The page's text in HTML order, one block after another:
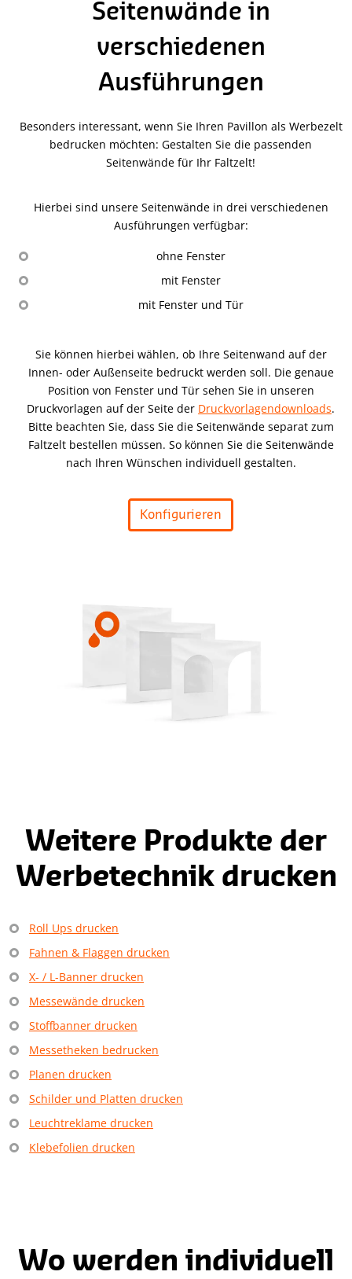
Seitenwände in
verschiedenen
Ausführungen
Besonders interessant, wenn Sie Ihren Pavillon als Werbezelt
bedrucken möchten: Gestalten Sie die passenden
Seitenwände für Ihr Faltzelt!
Hierbei sind unsere Seitenwände in drei verschiedenen
Ausführungen verfügbar:
ohne Fenster
mit Fenster
mit Fenster und Tür
Sie können hierbei wählen, ob Ihre Seitenwand auf der
Innen- oder Außenseite bedruckt werden soll. Die genaue
Position von Fenster und Tür sehen Sie in unseren
Druckvorlagen auf der Seite der Druckvorlagendownloads.
Bitte beachten Sie, dass Sie die Seitenwände separat zum
Faltzelt bestellen müssen. So können Sie die Seitenwände
nach Ihren Wünschen individuell gestalten.
Konfigurieren
Weitere Produkte der
Werbetechnik drucken
Roll Ups drucken
Fahnen & Flaggen drucken
X- / L-Banner drucken
Messewände drucken
Stoffbanner drucken
Messetheken bedrucken
Planen drucken
Schilder und Platten drucken
Leuchtreklame drucken
Klebefolien drucken
Wo werden individuell